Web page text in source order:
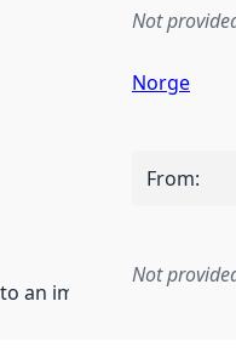
Not
Norge
From:
an implementation
Not